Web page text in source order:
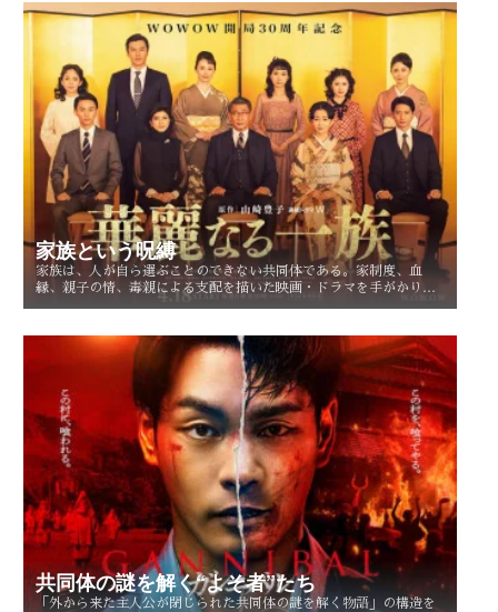
家族という呪縛
家族は、人が自ら選ぶことのできない共同体である。家制度、血
縁、親子の情、毒親による支配を描いた映画・ドラマを手がかり
共同体の謎を解く“よそ者”たち
「外から来た主人公が閉じられた共同体の謎を解く物語」の構造を